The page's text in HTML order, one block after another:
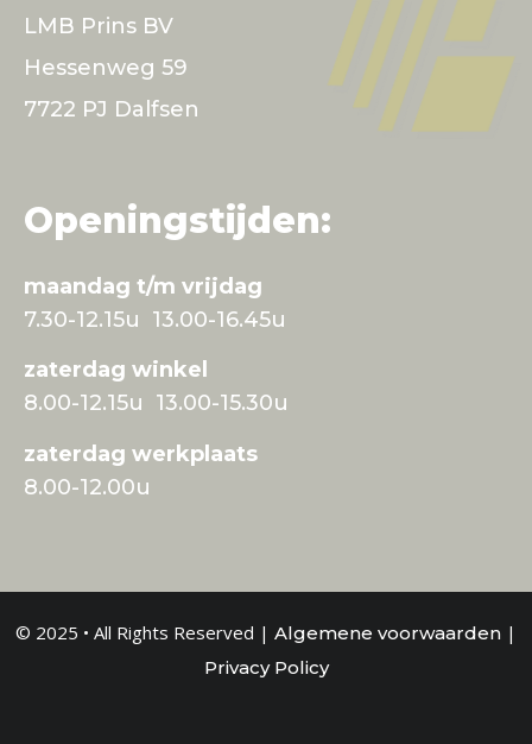
LMB Prins BV
Hessenweg 59
7722 PJ Dalfsen
Openingstijden:
maandag t/m vrijdag
7.30-12.15u 13.00-16.45u
zaterdag winkel
8.00-12.15u 13.00-15.30u
zaterdag werkplaats
8.00-12.00u
© 2025 • All Rights Reserved | Algemene voorwaarden |
Privacy Policy